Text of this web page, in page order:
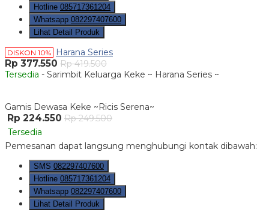
Hotline 085717361204
Whatsapp 082297407600
Lihat Detail Produk
DISKON 10% Harana Series
Rp 377.550 Rp 419.500
Tersedia - Sarimbit Keluarga Keke ~ Harana Series ~
Gamis Dewasa Keke ~Ricis Serena~
Rp 224.550 Rp 249.500
Tersedia
Pemesanan dapat langsung menghubungi kontak dibawah:
SMS 082297407600
Hotline 085717361204
Whatsapp 082297407600
Lihat Detail Produk